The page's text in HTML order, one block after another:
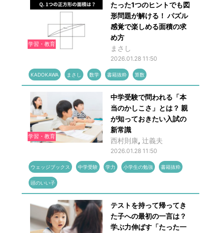
学習・教育
たった1つのヒントでも図
形問題が解ける！ パズル
感覚で楽しめる面積の求
め方
まさし
2026.01.28 11:50
KADOKAWA まさし 数学 書籍抜粋 算数
学習・教育
中学受験で問われる「本
当のかしこさ」とは？ 親
が知っておきたい入試の
新常識
西村則康, 辻󠄀義夫
2026.01.28 11:50
ウェッジブックス 中学受験 学力 小学生の勉強 書籍抜粋
頭のいい子
テストを持って帰ってき
た子への最初の一言は？
学ぶ力伸ばす「たった一